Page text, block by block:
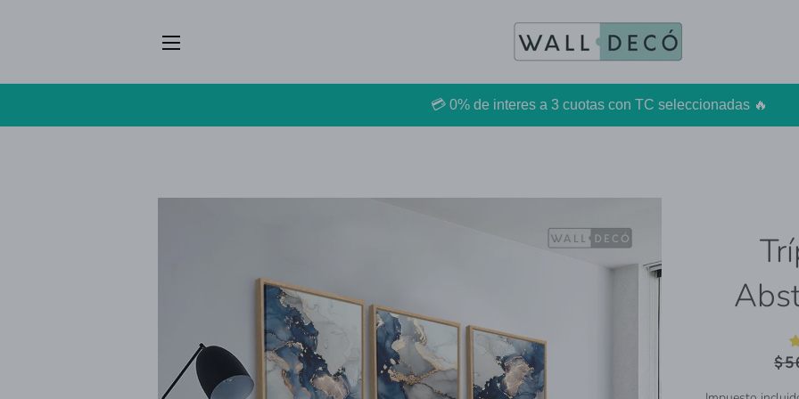
💳 0% de interes a 3 cuotas con TC seleccionadas 🔥